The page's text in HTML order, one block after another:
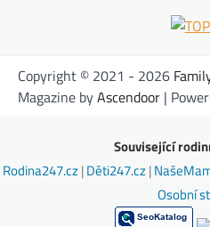
Copyright © 2021 - 2026
Magazine byAscendoor |
Související
Rodina247.cz|Děti247.cz|
Osobní